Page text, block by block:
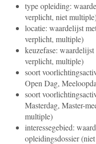
type opleiding:
verplicht, niet
locatie: waardelijst
verplicht, multiple)
keuzefase:
verplicht, multiple)
soort
Open Dag,
soort
Masterdag, Master-
multiple)
interessegebied:
opleidingsdossier